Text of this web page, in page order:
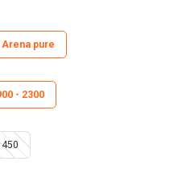
Arena pure
- 2300
450